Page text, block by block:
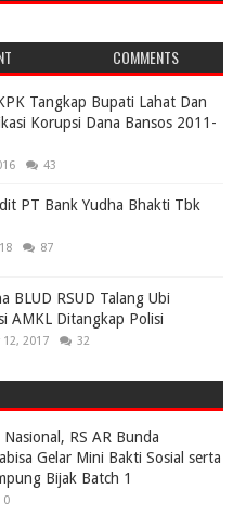
COMMENTS
Tangkap Bupati Lahat Dan
Korupsi Dana Bansos 2011-
43
PT Bank Yudha Bhakti Tbk
87
BLUD RSUD Talang Ubi
AMKL Ditangkap Polisi
2017 32
RS AR Bunda
Gelar Mini Bakti Sosial serta
Bijak Batch 1
0